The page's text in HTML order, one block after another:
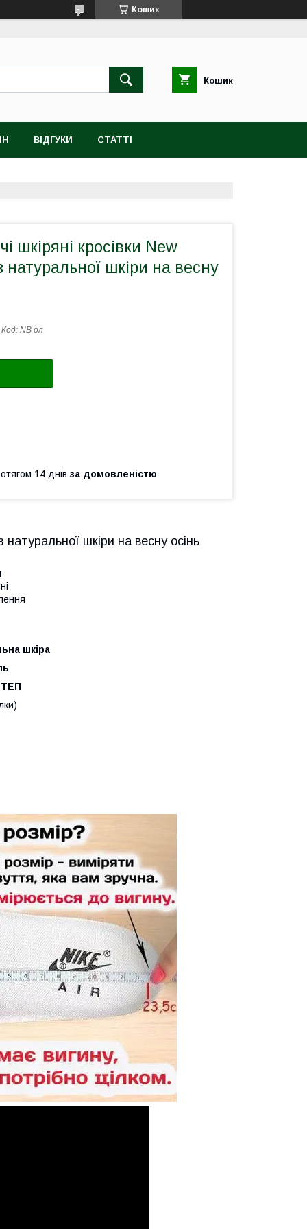
Кошик
Кошик
ВІДГУКИ СТАТТІ
шкіряні кросівки New
натуральної шкіри на весну
Код: NB ол
14 днів за домовленістю
натуральної шкіри на весну осінь
шкіра
ТЕП